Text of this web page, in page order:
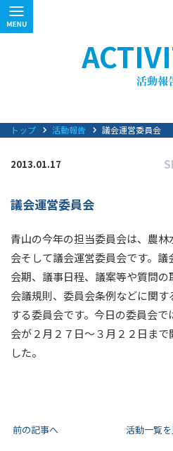
トップ 活動報告 議会運営委員会
2013.01.17
議会運営委員会
青山の今年の担当委員会は、農
会そして議会運営委員会です。
会期、議事日程、議案等や質問
会議規則、委員会条例などに関
する委員会です。今日の委員会
会が２月２７日～３月２２日ま
した。
前の記事へ 活動一覧